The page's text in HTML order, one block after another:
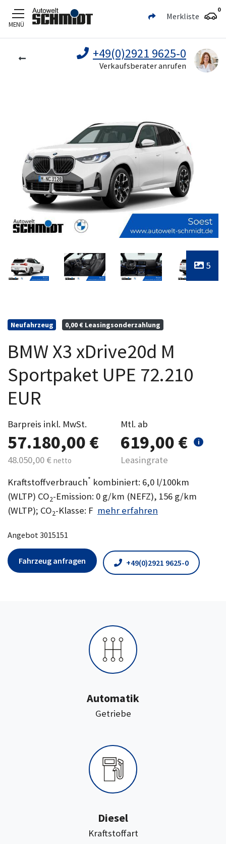
Zum Hauptinhalt
MENÜ
Merkliste
0
+49(0)2921 9625-0
Verkaufsberater anrufen
5
Neufahrzeug 0,00 € Leasingsonderzahlung
BMW X3 xDrive20d M
Sportpaket UPE 72.210
EUR
Barpreis inkl. MwSt.
57.180,00 €
48.050,00 € netto
Mtl. ab
619,00 € i
Leasingrate
Kraftstoffverbrauch* kombiniert: 6,0 l/100km
(WLTP) CO2-Emission: 0 g/km (NEFZ), 156 g/km
(WLTP); CO2-Klasse: F mehr erfahren
Angebot 3015151
Fahrzeug anfragen +49(0)2921 9625-0
Getriebe:
Automatik
Kraftstoffart:
Diesel